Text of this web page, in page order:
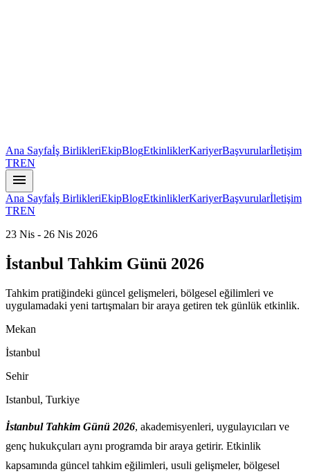
Ana Sayfaİş BirlikleriEkipBlogEtkinliklerKariyerBaşvurularİletişim
TREN
menu
Ana Sayfaİş BirlikleriEkipBlogEtkinliklerKariyerBaşvurularİletişim
TREN
23 Nis - 26 Nis 2026
İstanbul Tahkim Günü 2026
Tahkim pratiğindeki güncel gelişmeleri, bölgesel eğilimleri ve
uygulamadaki yeni tartışmaları bir araya getiren tek günlük etkinlik.
Mekan
İstanbul
Sehir
Istanbul, Turkiye
İstanbul Tahkim Günü 2026, akademisyenleri, uygulayıcıları ve
genç hukukçuları aynı programda bir araya getirir. Etkinlik
kapsamında güncel tahkim eğilimleri, usuli gelişmeler, bölgesel